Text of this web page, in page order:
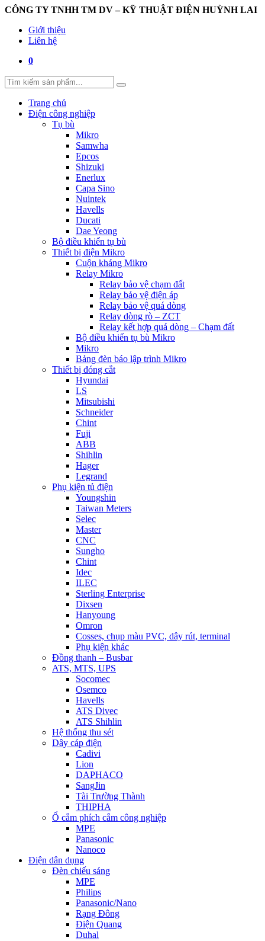
CÔNG TY TNHH TM DV – KỸ THUẬT ĐIỆN HUỲNH LAI
Giới thiệu
Liên hệ
0
Trang chủ
Điện công nghiệp
Tụ bù
Mikro
Samwha
Epcos
Shizuki
Enerlux
Capa Sino
Nuintek
Havells
Ducati
Dae Yeong
Bộ điều khiển tụ bù
Thiết bị điện Mikro
Cuộn kháng Mikro
Relay Mikro
Relay bảo vệ chạm đất
Relay bảo vệ điện áp
Relay bảo vệ quá dòng
Relay dòng rò – ZCT
Relay kết hợp quá dòng – Chạm đất
Bộ điều khiển tụ bù Mikro
Mikro
Bảng đèn báo lập trình Mikro
Thiết bị đóng cắt
Hyundai
LS
Mitsubishi
Schneider
Chint
Fuji
ABB
Shihlin
Hager
Legrand
Phụ kiện tủ điện
Youngshin
Taiwan Meters
Selec
Master
CNC
Sungho
Chint
Idec
ILEC
Sterling Enterprise
Dixsen
Hanyoung
Omron
Cosses, chụp màu PVC, dây rút, terminal
Phụ kiện khác
Đồng thanh – Busbar
ATS, MTS, UPS
Socomec
Osemco
Havells
ATS Divec
ATS Shihlin
Hệ thống thu sét
Dây cáp điện
Cadivi
Lion
DAPHACO
SangJin
Tài Trường Thành
THIPHA
Ổ cắm phích cắm công nghiệp
MPE
Panasonic
Nanoco
Điện dân dụng
Đèn chiếu sáng
MPE
Philips
Panasonic/Nano
Rạng Đông
Điện Quang
Duhal